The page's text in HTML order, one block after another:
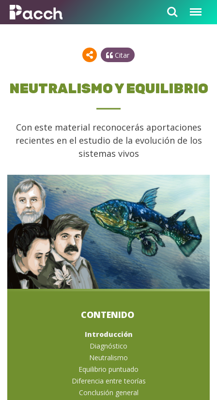
Citar
NEUTRALISMO Y EQUILIBRIO
Con este material reconocerás aportaciones
recientes en el estudio de la evolución de los
sistemas vivos
Introducción
Diagnóstico
Neutralismo
Equilibrio puntuado
Diferencia entre teorías
Conclusión general